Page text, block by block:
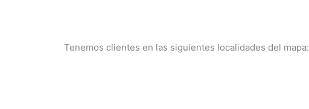
Tenemos clientes en las siguientes localidades del mapa: